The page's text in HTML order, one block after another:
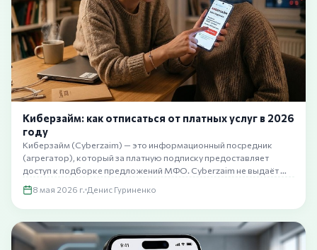
Киберзайм: как отписаться от платных услуг в 2026
году
Киберзайм (Cyberzaim) — это информационный посредник
(агрегатор), который за платную подписку предоставляет
доступ к подборке предложений МФО. Cyberzaim не выдаёт …
8 мая 2026 г. Денис Гуриненко